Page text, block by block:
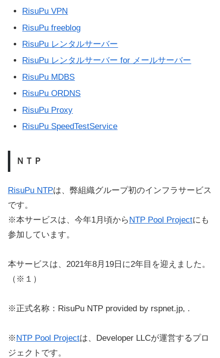
RisuPu VPN
RisuPu freeblog
RisuPu レンタルサーバー
RisuPu レンタルサーバー for メールサーバー
RisuPu MDBS
RisuPu ORDNS
RisuPu Proxy
RisuPu SpeedTestService
ＮＴＰ
RisuPu NTPは、弊組織グループ初のインフラサービス
です。
※本サービスは、今年1月頃からNTP Pool Projectにも
参加しています。
本サービスは、2021年8月19日に2年目を迎えました。
（※１）
※正式名称：RisuPu NTP provided by rspnet.jp, .
※NTP Pool Projectは、Developer LLCが運営するプロ
ジェクトです。